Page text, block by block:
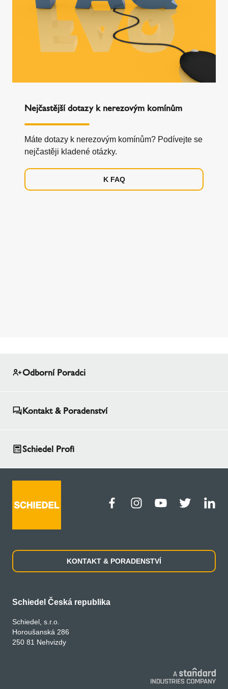
Nejčastější dotazy k nerezovým komínům
Máte dotazy k nerezovým komínům? Podívejte se
nejčastěji kladené otázky.
K FAQ
Odborní Poradci
Kontakt & Poradenství
Schiedel Profi
KONTAKT & PORADENSTVÍ
Schiedel Česká republika
Schiedel, s.r.o.
Horoušanská 286
250 81 Nehvizdy